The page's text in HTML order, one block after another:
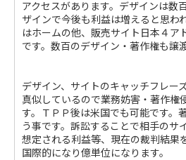
アクセスがあります。デザインは数
ザインで今後も利益は増えると思わ
はホームの他、販売サイト日本４ア
です。数百のデザイン・著作権も譲渡
デザイン、サイトのキャッチフレー
真似しているので業務妨害・著作権
す。ＴＰＰ後は米国でも可能です。
う事です。訴訟することで相手のサ
想定される利益等、現在の裁判結果
国際的になり億単位になります。